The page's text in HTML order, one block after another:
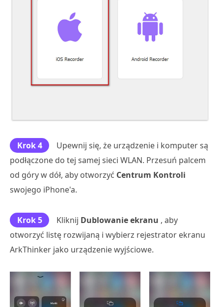
Krok 4
Upewnij się, że urządzenie i komputer są
podłączone do tej samej sieci WLAN. Przesuń palcem
od góry w dół, aby otworzyć Centrum Kontroli
swojego iPhone'a.
Krok 5 Kliknij Dublowanie ekranu , aby
otworzyć listę rozwijaną i wybierz rejestrator ekranu
ArkThinker jako urządzenie wyjściowe.